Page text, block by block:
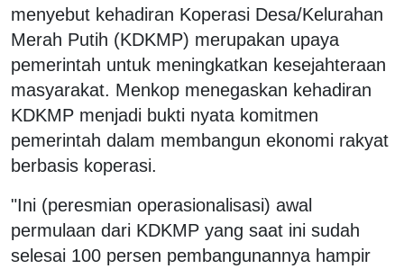
menyebut kehadiran Koperasi Desa/Kelurahan
Merah Putih (KDKMP) merupakan upaya
pemerintah untuk meningkatkan kesejahteraan
masyarakat. Menkop menegaskan kehadiran
KDKMP menjadi bukti nyata komitmen
pemerintah dalam membangun ekonomi rakyat
berbasis koperasi.
"Ini (peresmian operasionalisasi) awal
permulaan dari KDKMP yang saat ini sudah
selesai 100 persen pembangunannya hampir